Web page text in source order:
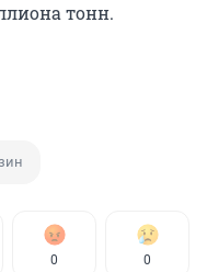
тонн.
0 0